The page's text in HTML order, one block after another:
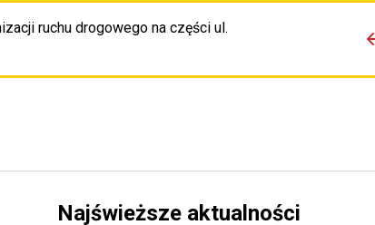
ruchu drogowego na części ul.
Przejdź do porzpedniego komunikatu
Najświeższe aktualności